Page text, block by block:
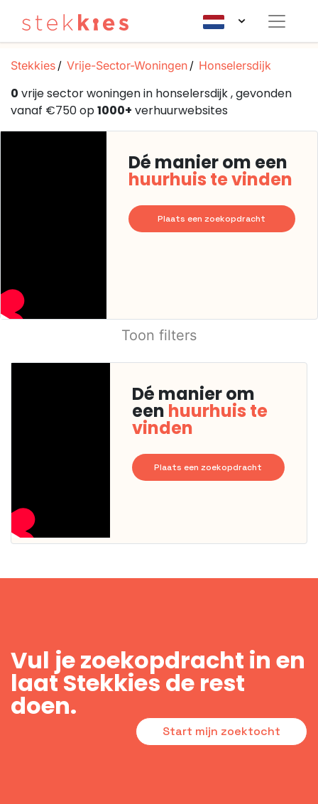
Stekkies Vrije-Sector-Woningen Honselersdijk
0 vrije sector woningen in honselersdijk , gevonden
vanaf €750 op1000+ verhuurwebsites
Dé manier om een
huurhuis te vinden
Plaats een zoekopdracht
Toon filters
Dé manier om
een huurhuis te
vinden
Plaats een zoekopdracht
Vul je zoekopdracht in en
laat Stekkies de rest
doen.
Start mijn zoektocht